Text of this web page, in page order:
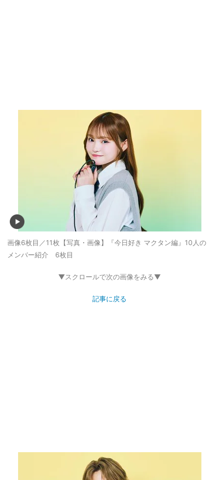
画像6枚目／11枚 【写真・画像】『今日好き マクタン編』10人の
メンバー紹介 6枚目
▼スクロールで次の画像をみる▼
記事に戻る